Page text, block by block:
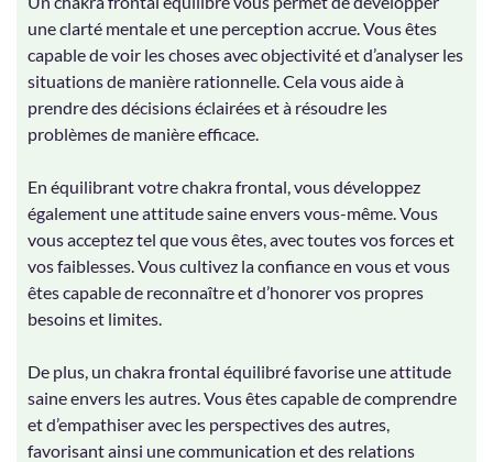
une clarté mentale et une perception accrue. Vous êtes
capable de voir les choses avec objectivité et d’analyser les
situations de manière rationnelle. Cela vous aide à
prendre des décisions éclairées et à résoudre les
problèmes de manière efficace.
En équilibrant votre chakra frontal, vous développez
également une attitude saine envers vous-même. Vous
vous acceptez tel que vous êtes, avec toutes vos forces et
vos faiblesses. Vous cultivez la confiance en vous et vous
êtes capable de reconnaître et d’honorer vos propres
besoins et limites.
De plus, un chakra frontal équilibré favorise une attitude
saine envers les autres. Vous êtes capable de comprendre
et d’empathiser avec les perspectives des autres,
favorisant ainsi une communication et des relations